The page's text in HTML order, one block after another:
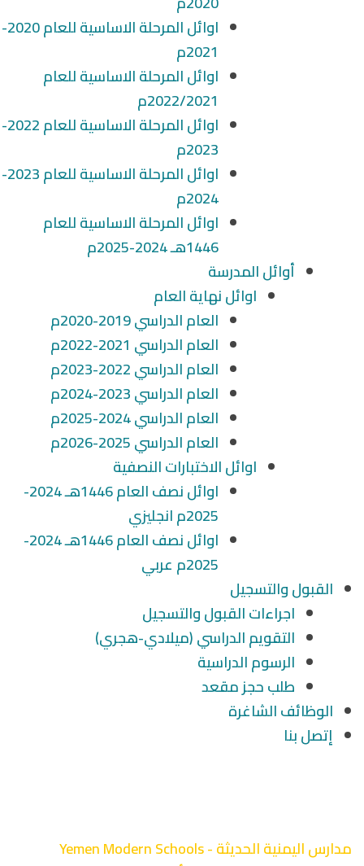
اوائل المرحلة الاساسية للعام 2020-
2021م
اوائل المرحلة الاساسية للعام
2022/2021م
اوائل المرحلة الاساسية للعام 2022-
2023م
اوائل المرحلة الاساسية للعام 2023-
2024م
اوائل المرحلة الاساسية للعام
1446هـ 2024-2025م
أوائل المدرسة
اوائل نهاية العام
العام الدراسي 2019-2020م
العام الدراسي 2021-2022م
العام الدراسي 2022-2023م
العام الدراسي 2023-2024م
العام الدراسي 2024-2025م
العام الدراسي 2025-2026م
اوائل الاختبارات النصفية
اوائل نصف العام 1446هـ 2024-
2025م انجليزي
اوائل نصف العام 1446هـ 2024-
2025م عربي
القبول والتسجيل
اجراءات القبول والتسجيل
التقويم الدراسي (ميلادي-هجري)
الرسوم الدراسية
طلب حجز مقعد
الوظائف الشاغرة
إتصل بنا
مدارس اليمنية الحديثة - Yemen Modern Schools